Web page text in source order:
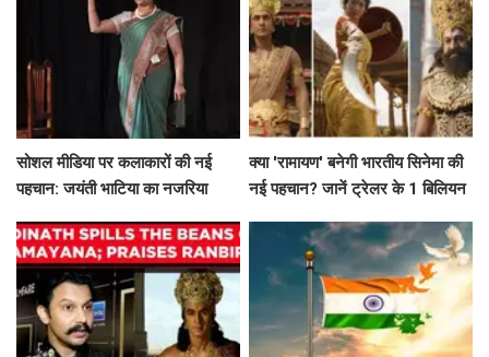
सोशल मीडिया पर कलाकारों की नई
पहचान: जयंती भाटिया का नजरिया
क्या 'रामायण' बनेगी भारतीय सिनेमा की
नई पहचान? जानें ट्रेलर के 1 बिलियन